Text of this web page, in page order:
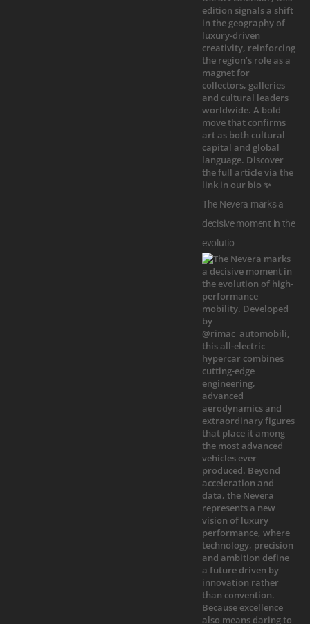
The Nevera marks a
decisive moment in the
evolutio